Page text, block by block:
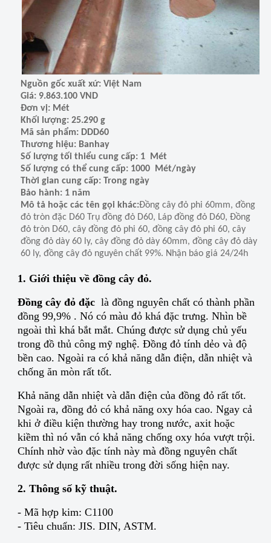
Nguồn gốc xuất xứ: Việt Nam
Giá: 9.863.100 VND
Đơn vị: Mét
Khối lượng: 25.290 g
Mã sản phẩm: DDD60
Thương hiệu: Banhay
Số lượng tối thiểu cung cấp: 1 Mét
Số lượng có thể cung cấp: 1000 Mét/ngày
Thời gian cung cấp: Trong ngày
Bảo hành: 1 năm
Mô tả hoặc các tên gọi khác:Đồng cây đỏ phi 60mm, đồng
đỏ tròn đặc D60 Trụ đồng đỏ D60, Láp đồng đỏ D60, Đồng
đỏ tròn D60, cây đồng đỏ phi 60, đồng cây đỏ phi 60, cây
đồng đỏ dày 60 ly, cây đồng đỏ dày 60mm, đồng cây đỏ dày
60 ly, đồng cây đỏ nguyên chất 99%. Nhận báo giá 24/24h
1. Giới thiệu về đồng cây đỏ.
Đồng cây đỏ đặc là đồng nguyên chất có thành phần
đồng 99,9% . Nó có màu đỏ khá đặc trưng. Nhìn bề
ngoài thì khá bắt mắt. Chúng được sử dụng chủ yếu
trong đồ thủ công mỹ nghệ. Đồng đỏ tính dẻo và độ
bền cao. Ngoài ra có khả năng dẫn điện, dẫn nhiệt và
chống ăn mòn rất tốt.
Khả năng dẫn nhiệt và dẫn điện của đồng đỏ rất tốt.
Ngoài ra, đồng đỏ có khả năng oxy hóa cao. Ngay cả
khi ở điều kiện thường hay trong nước, axit hoặc
kiềm thì nó vẫn có khả năng chống oxy hóa vượt trội.
Chính nhờ vào đặc tính này mà đồng nguyên chất
được sử dụng rất nhiều trong đời sống hiện nay.
2. Thông số kỹ thuật.
- Mã hợp kim: C1100
- Tiêu chuẩn: JIS. DIN, ASTM.